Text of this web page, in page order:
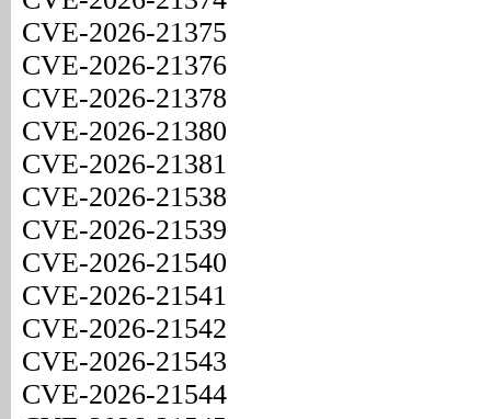
CVE-2026-21375
CVE-2026-21376
CVE-2026-21378
CVE-2026-21380
CVE-2026-21381
CVE-2026-21538
CVE-2026-21539
CVE-2026-21540
CVE-2026-21541
CVE-2026-21542
CVE-2026-21543
CVE-2026-21544